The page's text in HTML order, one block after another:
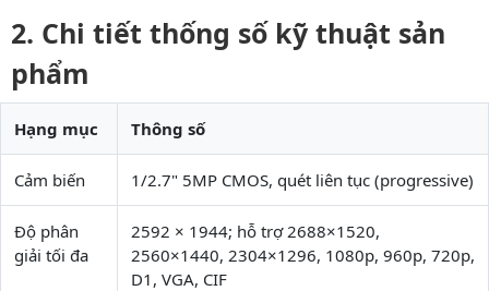
Chi tiết thống số kỹ thuật sản
phẩm
Hạng mục Thông số
Cảm biến 1/2.7" 5MP CMOS, quét liên tục (progressive)
Độ phân
giải tối đa
2592 × 1944; hỗ trợ 2688×1520,
2560×1440, 2304×1296, 1080p, 960p, 720p,
D1, VGA, CIF